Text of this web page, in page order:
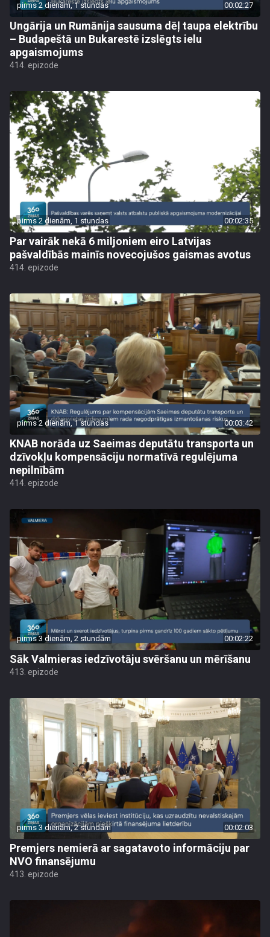
pirms 2 dienām, 1 stundas 00:02:27
Ungārija un Rumānija sausuma dēļ taupa elektrību
– Budapeštā un Bukarestē izslēgts ielu
apgaismojums
414. epizode
pirms 2 dienām, 1 stundas 00:02:35
Par vairāk nekā 6 miljoniem eiro Latvijas
pašvaldībās mainīs novecojušos gaismas avotus
414. epizode
pirms 2 dienām, 1 stundas 00:03:42
KNAB norāda uz Saeimas deputātu transporta un
dzīvokļu kompensāciju normatīvā regulējuma
nepilnībām
414. epizode
pirms 3 dienām, 2 stundām 00:02:22
Sāk Valmieras iedzīvotāju svēršanu un mērīšanu
413. epizode
pirms 3 dienām, 2 stundām 00:02:03
Premjers nemierā ar sagatavoto informāciju par
NVO finansējumu
413. epizode